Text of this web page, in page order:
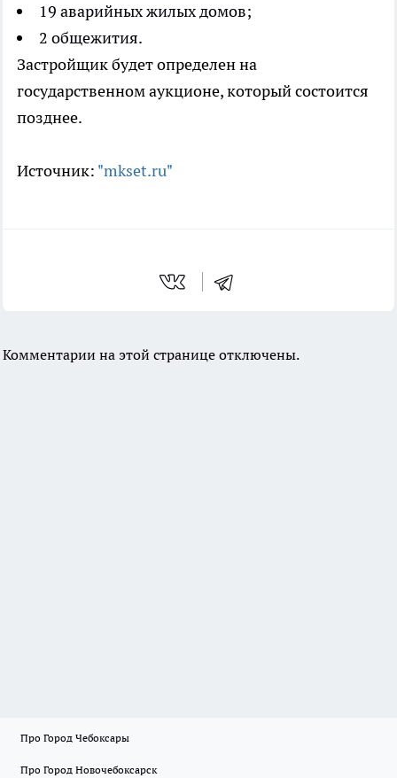
19 аварийных жилых домов;
2 общежития.
Застройщик будет определен на
государственном аукционе, который состоится
позднее.
Источник: "mkset.ru"
Комментарии на этой странице отключены.
Про Город Чебоксары
Про Город Новочебоксарск